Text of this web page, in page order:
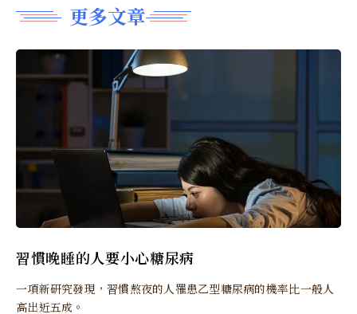
更多文章
習慣晚睡的人要小心糖尿病
一項新研究發現，習慣熬夜的人罹患乙型糖尿病的機率比一般人
高出近五成。